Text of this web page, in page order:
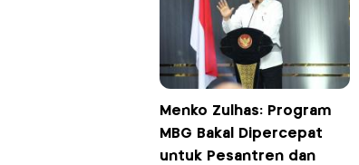
Menko Zulhas: Program
MBG Bakal Dipercepat
untuk Pesantren dan